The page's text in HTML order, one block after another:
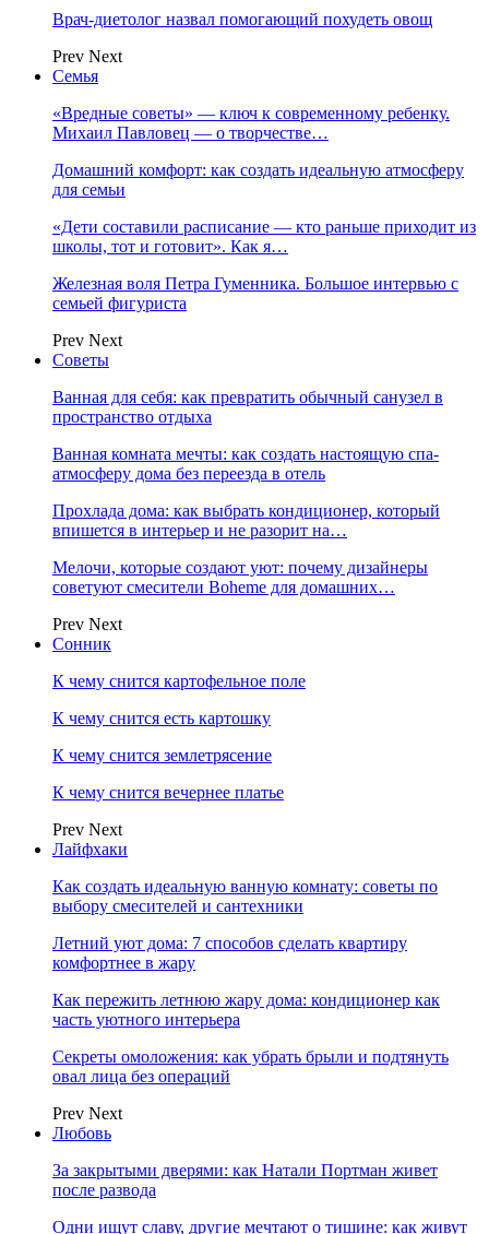
Врач-диетолог назвал помогающий похудеть овощ
Prev Next
Семья
«Вредные советы» — ключ к современному ребенку.
Михаил Павловец — о творчестве…
Домашний комфорт: как создать идеальную атмосферу
для семьи
«Дети составили расписание — кто раньше приходит из
школы, тот и готовит». Как я…
Железная воля Петра Гуменника. Большое интервью с
семьей фигуриста
Prev Next
Советы
Ванная для себя: как превратить обычный санузел в
пространство отдыха
Ванная комната мечты: как создать настоящую спа-
атмосферу дома без переезда в отель
Прохлада дома: как выбрать кондиционер, который
впишется в интерьер и не разорит на…
Мелочи, которые создают уют: почему дизайнеры
советуют смесители Boheme для домашних…
Prev Next
Сонник
К чему снится картофельное поле
К чему снится есть картошку
К чему снится землетрясение
К чему снится вечернее платье
Prev Next
Лайфхаки
Как создать идеальную ванную комнату: советы по
выбору смесителей и сантехники
Летний уют дома: 7 способов сделать квартиру
комфортнее в жару
Как пережить летнюю жару дома: кондиционер как
часть уютного интерьера
Секреты омоложения: как убрать брыли и подтянуть
овал лица без операций
Prev Next
Любовь
За закрытыми дверями: как Натали Портман живет
после развода
Одни ищут славу, другие мечтают о тишине: как живут